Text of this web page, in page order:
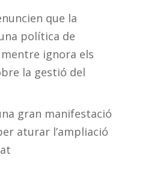
que la
política de
ignora els
la gestió del
gran manifestació
aturar l’ampliació